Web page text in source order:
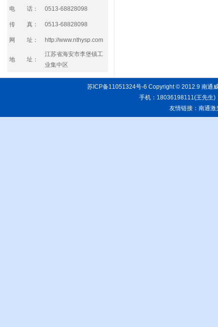
电 话： 0513-68828098
传 真： 0513-68828098
网 址： http://www.nthysp.com
地 址：
江苏省海安市李堡镇工
业集中区
苏ICP备11051324号-6 Copyright © 2012.9 南通
手机：18036198111(王先
友情链接： 南通激